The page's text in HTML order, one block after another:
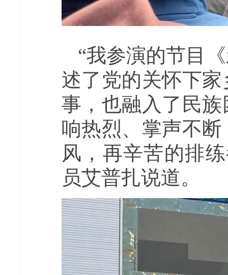
“我参演的节目
述了党的关怀下
事，也融入了民
响热烈、掌声不
风，再辛苦的排
员艾普扎说道。